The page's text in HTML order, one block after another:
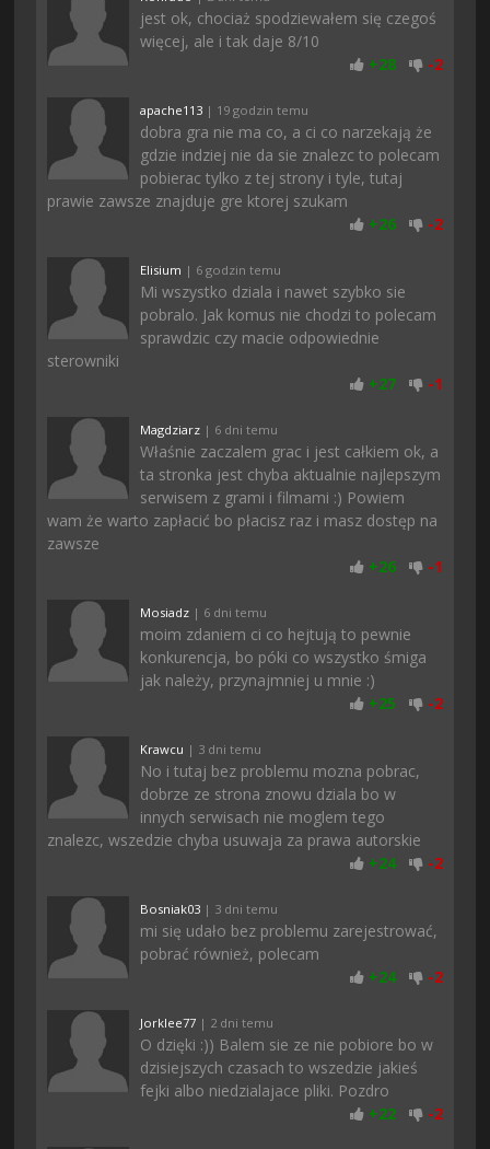
jest ok, chociaż spodziewałem się czegoś
więcej, ale i tak daje 8/10
+28 -2
apache113 | 19 godzin temu
dobra gra nie ma co, a ci co narzekają że
gdzie indziej nie da sie znalezc to polecam
pobierac tylko z tej strony i tyle, tutaj
prawie zawsze znajduje gre ktorej szukam
+26 -2
Elisium | 6 godzin temu
Mi wszystko dziala i nawet szybko sie
pobralo. Jak komus nie chodzi to polecam
sprawdzic czy macie odpowiednie
sterowniki
+27 -1
Magdziarz | 6 dni temu
Właśnie zaczalem grac i jest całkiem ok, a
ta stronka jest chyba aktualnie najlepszym
serwisem z grami i filmami :) Powiem
wam że warto zapłacić bo płacisz raz i masz dostęp na
zawsze
+26 -1
Mosiadz | 6 dni temu
moim zdaniem ci co hejtują to pewnie
konkurencja, bo póki co wszystko śmiga
jak należy, przynajmniej u mnie :)
+25 -2
Krawcu | 3 dni temu
No i tutaj bez problemu mozna pobrac,
dobrze ze strona znowu dziala bo w
innych serwisach nie moglem tego
znalezc, wszedzie chyba usuwaja za prawa autorskie
+24 -2
Bosniak03 | 3 dni temu
mi się udało bez problemu zarejestrować,
pobrać również, polecam
+24 -2
Jorklee77 | 2 dni temu
O dzięki :)) Balem sie ze nie pobiore bo w
dzisiejszych czasach to wszedzie jakieś
fejki albo niedzialajace pliki. Pozdro
+22 -2